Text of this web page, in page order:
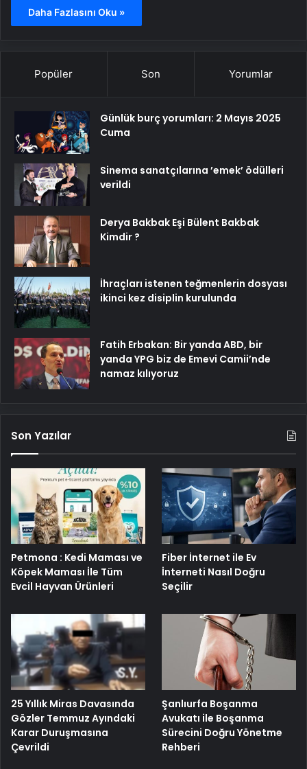
Daha Fazlasını Oku »
Popüler Son Yorumlar
Günlük burç yorumları: 2 Mayıs 2025
Cuma
Sinema sanatçılarına ’emek’ ödülleri
verildi
Derya Bakbak Eşi Bülent Bakbak
Kimdir ?
İhraçları istenen teğmenlerin dosyası
ikinci kez disiplin kurulunda
Fatih Erbakan: Bir yanda ABD, bir
yanda YPG biz de Emevi Camii’nde
namaz kılıyoruz
Son Yazılar
Petmona : Kedi Maması ve
Köpek Maması İle Tüm
Evcil Hayvan Ürünleri
Fiber İnternet ile Ev
İnterneti Nasıl Doğru
Seçilir
25 Yıllık Miras Davasında
Gözler Temmuz Ayındaki
Karar Duruşmasına
Çevrildi
Şanlıurfa Boşanma
Avukatı ile Boşanma
Sürecini Doğru Yönetme
Rehberi